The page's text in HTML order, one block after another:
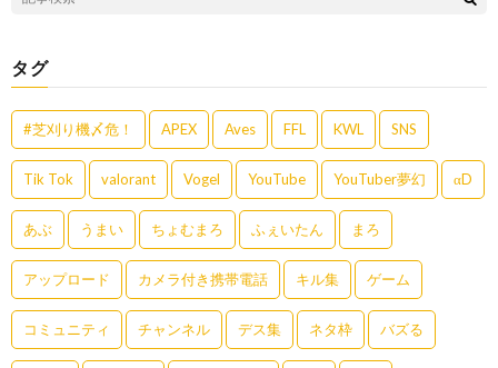
タグ
#芝刈り機〆危！ APEX Aves FFL KWL SNS
Tik Tok valorant Vogel YouTube YouTuber夢幻 αD
あぶ うまい ちょむまろ ふぇいたん まろ
アップロード カメラ付き携帯電話 キル集 ゲーム
コミュニティ チャンネル デス集 ネタ枠 バズる